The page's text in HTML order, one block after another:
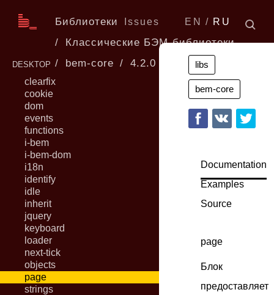
EN RU
Issues
Библиотеки
Классические БЭМ-библиотеки
bem-core
4.2.0
DESKTOP
clearfix
cookie
dom
events
functions
i-bem
i-bem-dom
i18n
identify
idle
inherit
jquery
keyboard
loader
next-tick
objects
page
strings
Documentation
Examples
Source
page
Блок
предоставляет
libs
bem-core